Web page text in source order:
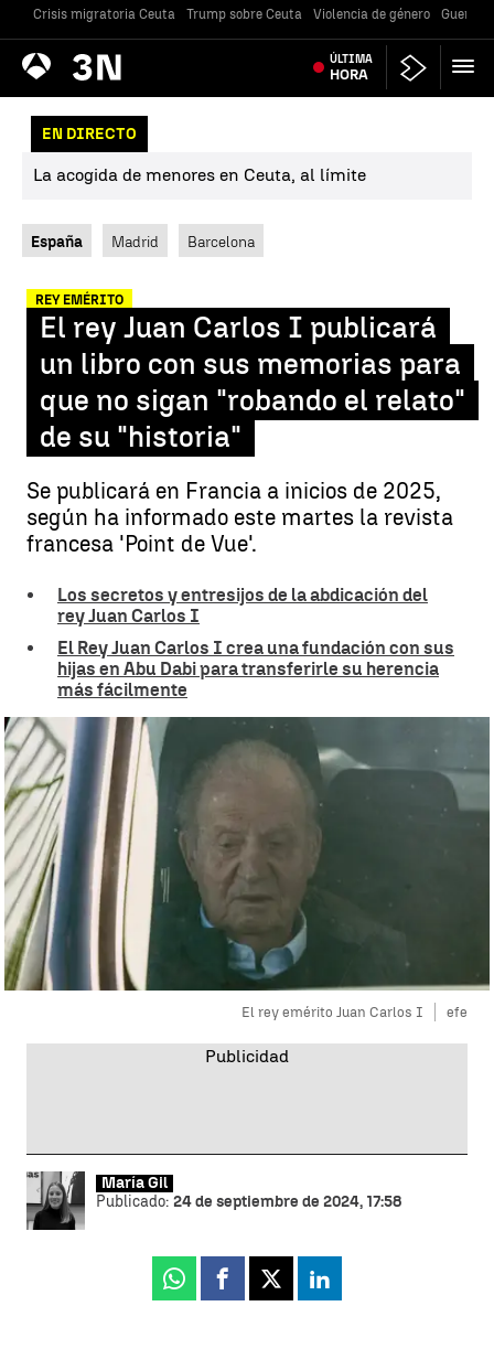
Crisis migratoria Ceuta Trump sobre Ceuta Violencia de género Guerra
Antena
3 Noticias ÚLTIMA
HORA
EN DIRECTO
La acogida de menores en Ceuta, al límite
España Madrid Barcelona
REY EMÉRITO
El rey Juan Carlos I publicará
un libro con sus memorias para
que no sigan "robando el relato"
de su "historia"
Se publicará en Francia a inicios de 2025,
según ha informado este martes la revista
francesa 'Point de Vue'.
Los secretos y entresijos de la abdicación del
rey Juan Carlos I
El Rey Juan Carlos I crea una fundación con sus
hijas en Abu Dabi para transferirle su herencia
más fácilmente
El rey emérito Juan Carlos I efe
María Gil
Publicado: 24 de septiembre de 2024, 17:58
Whatsapp
Facebook
X Linkedin